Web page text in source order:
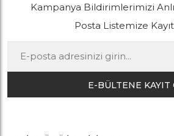
Kampanya Bildirimlerimizi
Posta Listemize
E-BÜLTENE KAYIT